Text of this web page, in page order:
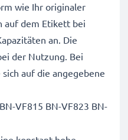
wie Ihr originaler
auf dem Etikett bei
an. Die
der Nutzung. Bei
sich auf die angegebene
VF815 BN-VF823 BN-